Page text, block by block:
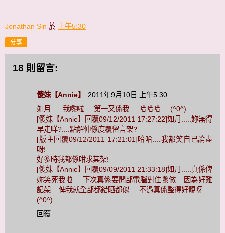
Jonathan Sin 於 上午5:30
分享
18 則留言:
傻妹【Annie】
2011年9月10日 上午5:30
如月......我嚟啦.....第一又係我.....哈哈哈.....(^0^)
[傻妹【Annie】回覆09/12/2011 17:27:22]如月.....妳無得
早走咩?....點解仲係度覆留言架?
[版主回覆09/12/2011 17:21:01]哈哈....我都笑自己論盡
呀!
好多時我都係咁求其架!
[傻妹【Annie】回覆09/09/2011 21:33:18]如月.....真係俾
妳笑死我啦.....下次真係要開部電腦對住嚟做....因為好難
記架....俾我就全部都錯晒都似.....不過真係整得好靚呀.....
(^0^)
回覆